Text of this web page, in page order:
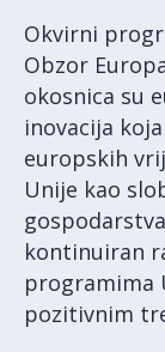
Okvirni
Obzor
okosnica su
inovacija
europskih
Unije kao
kontinuiran
programima
pozitivnim